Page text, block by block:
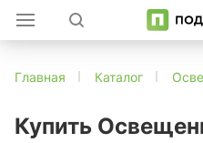
Главная Каталог
Купить